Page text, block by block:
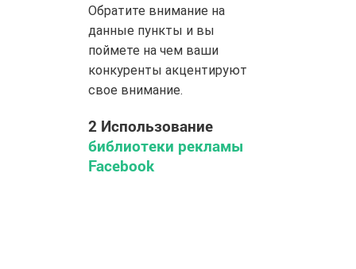
Обратите внимание на
данные пункты и вы
поймете на чем ваши
конкуренты акцентируют
свое внимание.
2 Использование
библиотеки рекламы
Facebook